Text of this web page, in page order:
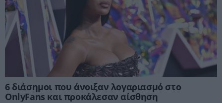
6 διάσημοι που άνοιξαν λογαριασμό στο
OnlyFans και προκάλεσαν αίσθηση